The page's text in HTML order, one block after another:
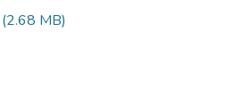
(2.68 MB)